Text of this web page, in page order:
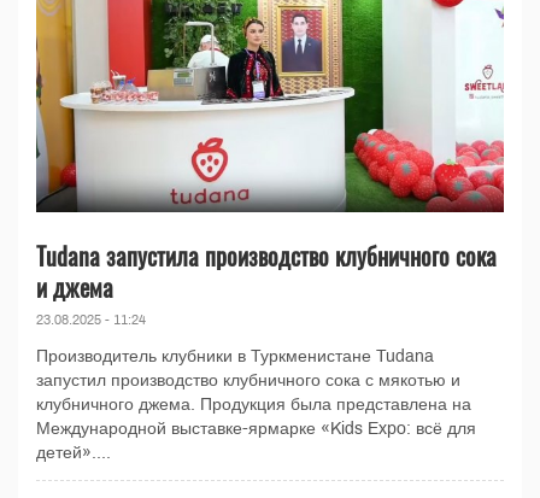
Tudana запустила производство клубничного сока
и джема
23.08.2025 - 11:24
Производитель клубники в Туркменистане Tudana
запустил производство клубничного сока с мякотью и
клубничного джема. Продукция была представлена на
Международной выставке-ярмарке «Kids Expo: всё для
детей»....